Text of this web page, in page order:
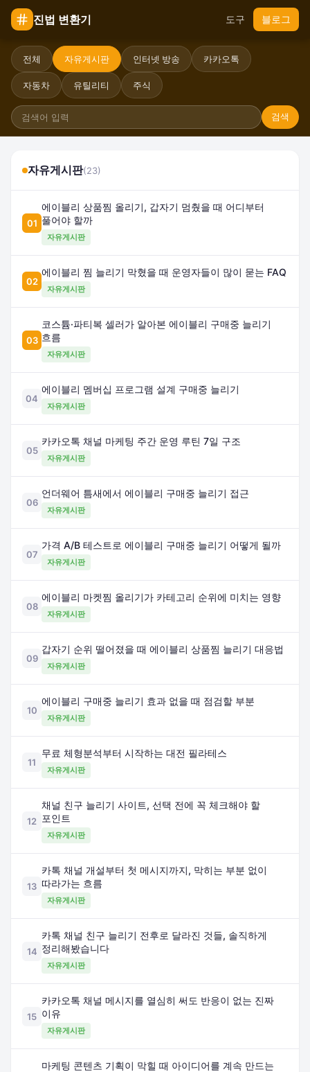
진법 변환기 도구 블로그
전체 자유게시판 인터넷 방송 카카오톡
자동차 유틸리티 주식
검색
자유게시판(23)
01
에이블리 상품찜 올리기, 갑자기 멈췄을 때 어디부터
풀어야 할까
자유게시판
02
에이블리 찜 늘리기 막혔을 때 운영자들이 많이 묻는 FAQ
자유게시판
03
코스튬·파티복 셀러가 알아본 에이블리 구매중 늘리기
흐름
자유게시판
04
에이블리 멤버십 프로그램 설계 구매중 늘리기
자유게시판
05
카카오톡 채널 마케팅 주간 운영 루틴 7일 구조
자유게시판
06
언더웨어 틈새에서 에이블리 구매중 늘리기 접근
자유게시판
07
가격 A/B 테스트로 에이블리 구매중 늘리기 어떻게 될까
자유게시판
08
에이블리 마켓찜 올리기가 카테고리 순위에 미치는 영향
자유게시판
09
갑자기 순위 떨어졌을 때 에이블리 상품찜 늘리기 대응법
자유게시판
10
에이블리 구매중 늘리기 효과 없을 때 점검할 부분
자유게시판
11
무료 체형분석부터 시작하는 대전 필라테스
자유게시판
12
채널 친구 늘리기 사이트, 선택 전에 꼭 체크해야 할
포인트
자유게시판
13
카톡 채널 개설부터 첫 메시지까지, 막히는 부분 없이
따라가는 흐름
자유게시판
14
카톡 채널 친구 늘리기 전후로 달라진 것들, 솔직하게
정리해봤습니다
자유게시판
15
카카오톡 채널 메시지를 열심히 써도 반응이 없는 진짜
이유
자유게시판
마케팅 콘텐츠 기획이 막힐 때 아이디어를 계속 만드는